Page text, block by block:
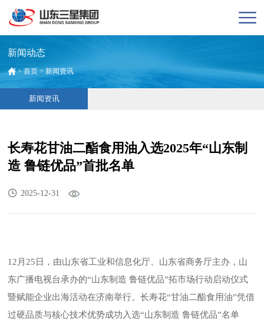
新闻动态
>首页 >新闻资讯
新闻资讯
长寿花甘油二酯食用油入选2025年“山东制
造 鲁链优品”首批名单
2025-12-31
12 月 25 日，由山东省工业和信息化厅、山东省商务厅主办，山
东广播电视台承办的“山东制造 鲁链优品”拓市场行动启动仪式
暨赋能企业出海活动在济南举行。长寿花“甘油二酯食用油”凭借
过硬品质与核心技术优势成功入选“山东制造 鲁链优品”名单